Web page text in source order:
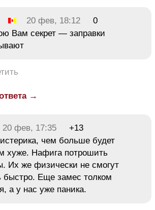
20 фев, 18:12
0
Вам секрет — заправки
→
20 фев, 17:35
+13
чем больше будет
хуже. Нафига потрошить
Их же физически не смогут
быстро. Еще замес толком
а у нас уже паника.